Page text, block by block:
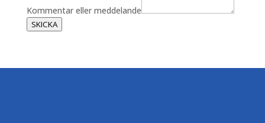
o
m
m
Kommentar eller meddelande
SKICKA